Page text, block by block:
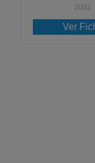
2002.
Ver